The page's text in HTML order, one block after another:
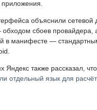
объяснили сетевой
сбоев провайдера,
в манифесте —
также рассказал,
отдельный язык для